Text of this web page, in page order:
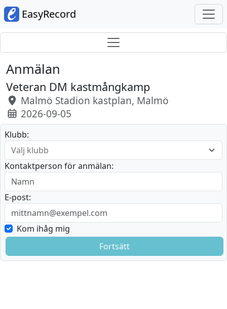
EasyRecord
Anmälan
Veteran DM kastmångkamp
Malmö Stadion kastplan, Malmö
2026-09-05
Klubb:
Kontaktperson för anmälan:
E-post:
Kom ihåg mig